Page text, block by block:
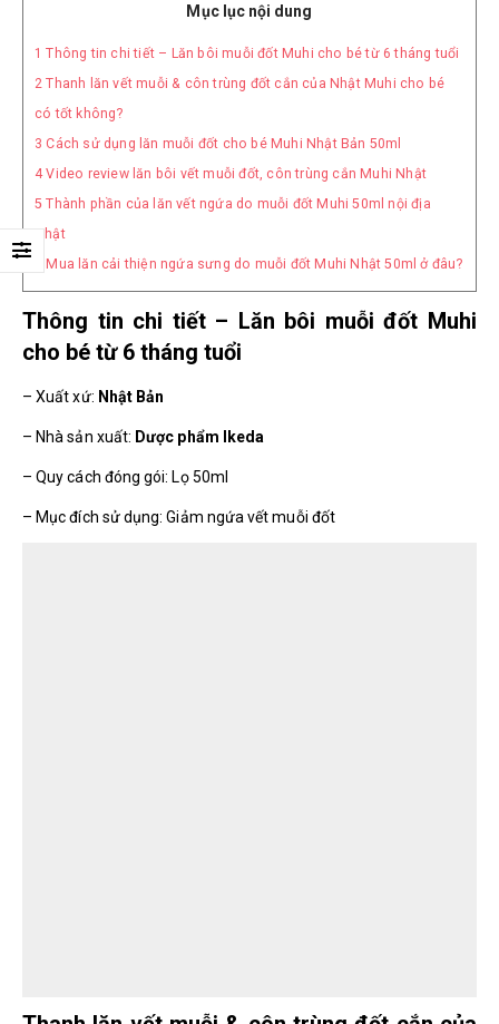
Mục lục nội dung
1 Thông tin chi tiết – Lăn bôi muỗi đốt Muhi cho bé từ 6 tháng tuổi
2 Thanh lăn vết muỗi & côn trùng đốt cắn của Nhật Muhi cho bé
có tốt không?
3 Cách sử dụng lăn muỗi đốt cho bé Muhi Nhật Bản 50ml
4Video review lăn bôi vết muỗi đốt, côn trùng cắn Muhi Nhật
5 Thành phần của lăn vết ngứa do muỗi đốt Muhi 50ml nội địa
Nhật
Mua lăn cải thiện ngứa sưng do muỗi đốt Muhi Nhật 50ml ở đâu?
Thông tin chi tiết – Lăn bôi muỗi đốt Muhi
cho bé từ 6 tháng tuổi
– Xuất xứ: Nhật Bản
– Nhà sản xuất: Dược phẩm Ikeda
– Quy cách đóng gói: Lọ 50ml
– Mục đích sử dụng: Giảm ngứa vết muỗi đốt